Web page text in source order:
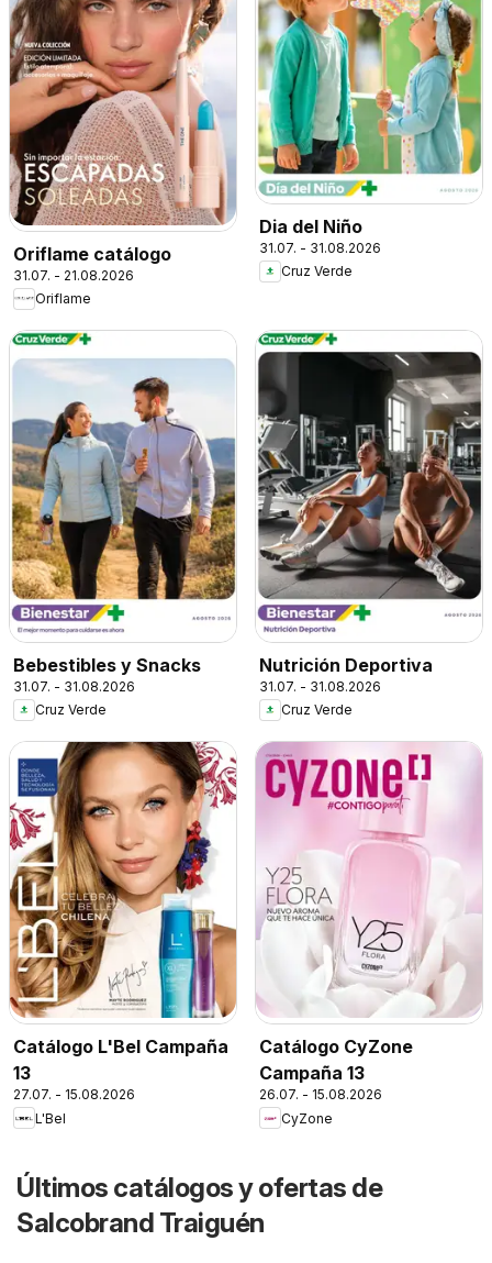
Oriflame catálogo
31.07. - 21.08.2026
Oriflame
Dia del Niño
31.07. - 31.08.2026
Cruz Verde
Bebestibles y Snacks
31.07. - 31.08.2026
Cruz Verde
Nutrición Deportiva
31.07. - 31.08.2026
Cruz Verde
Catálogo L'Bel Campaña
13
27.07. - 15.08.2026
L'Bel
Catálogo CyZone
Campaña 13
26.07. - 15.08.2026
CyZone
Últimos catálogos y ofertas de
Salcobrand Traiguén